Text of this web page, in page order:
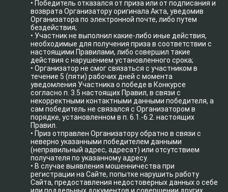
• Победитель отказался от приза или от подписания и
возврата Организатору оригинала Акта, уведомив
Организатора по электронной почте, либо путем
бездействия;
• Участник не выполнил какие-либо иные действия,
необходимые для получения приза в соответствии с
настоящими Правилами, либо совершил такие
действия с нарушением установленного срока;
• Организатор не смог связаться с участником в
течение 5 (пяти) рабочих дней с момента
уведомления Участника о победе в Конкурсе
согласно п. 3.5 настоящих Правил, в связи с
некорректными контактными данными победителя, а
сам победитель не связался с Организатором в
порядке, установленном в п. 6.1.-6.2. настоящих
Правил.
• Приз отправлен Организатору обратно в связи с
неверно указанными победителем данными
(неправильный адрес, адресат) или отсутствием
получателя по указанному адресу.
• В случае выявления мошенничества при
регистрации на Сайте, попытке нарушить работу
Сайта, предоставления недостоверных данных о себе